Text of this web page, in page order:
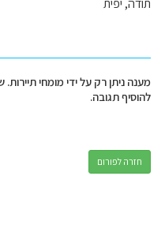
תודה, יפית
מענה ניתן רק על ידי מומחי
להוסיף תגובה.
חזרה לפורום